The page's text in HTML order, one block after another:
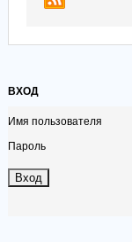
ВХОД
Имя пользователя
Пароль